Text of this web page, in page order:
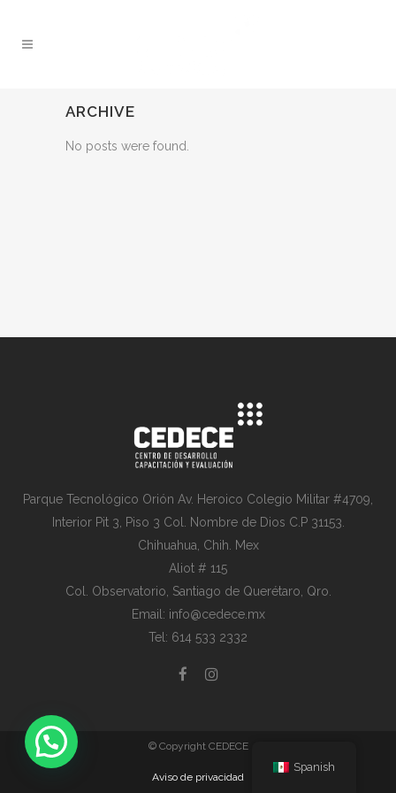
ARCHIVE
No posts were found.
Parque Tecnológico Orión Av. Heroico Colegio Militar #4709,
Interior Pit 3, Piso 3 Col. Nombre de Dios C.P 31153.
Chihuahua, Chih. Mex
Aliot # 115
Col. Observatorio, Santiago de Querétaro, Qro.
Email: info@cedece.mx
Tel: 614 533 2332
© Copyright CEDECE
Aviso de privacidad
Spanish